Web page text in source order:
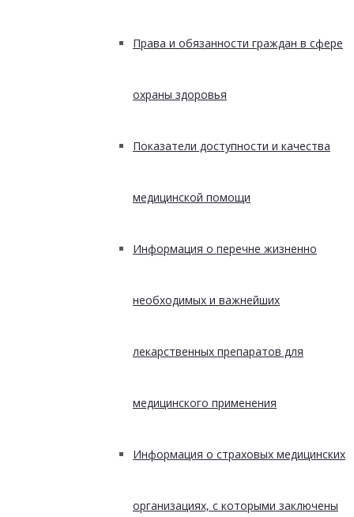
Права и обязанности граждан в сфере
охраны здоровья
Показатели доступности и качества
медицинской помощи
Информация о перечне жизненно
необходимых и важнейших
лекарственных препаратов для
медицинского применения
Информация о страховых медицинских
организациях, с которыми заключены